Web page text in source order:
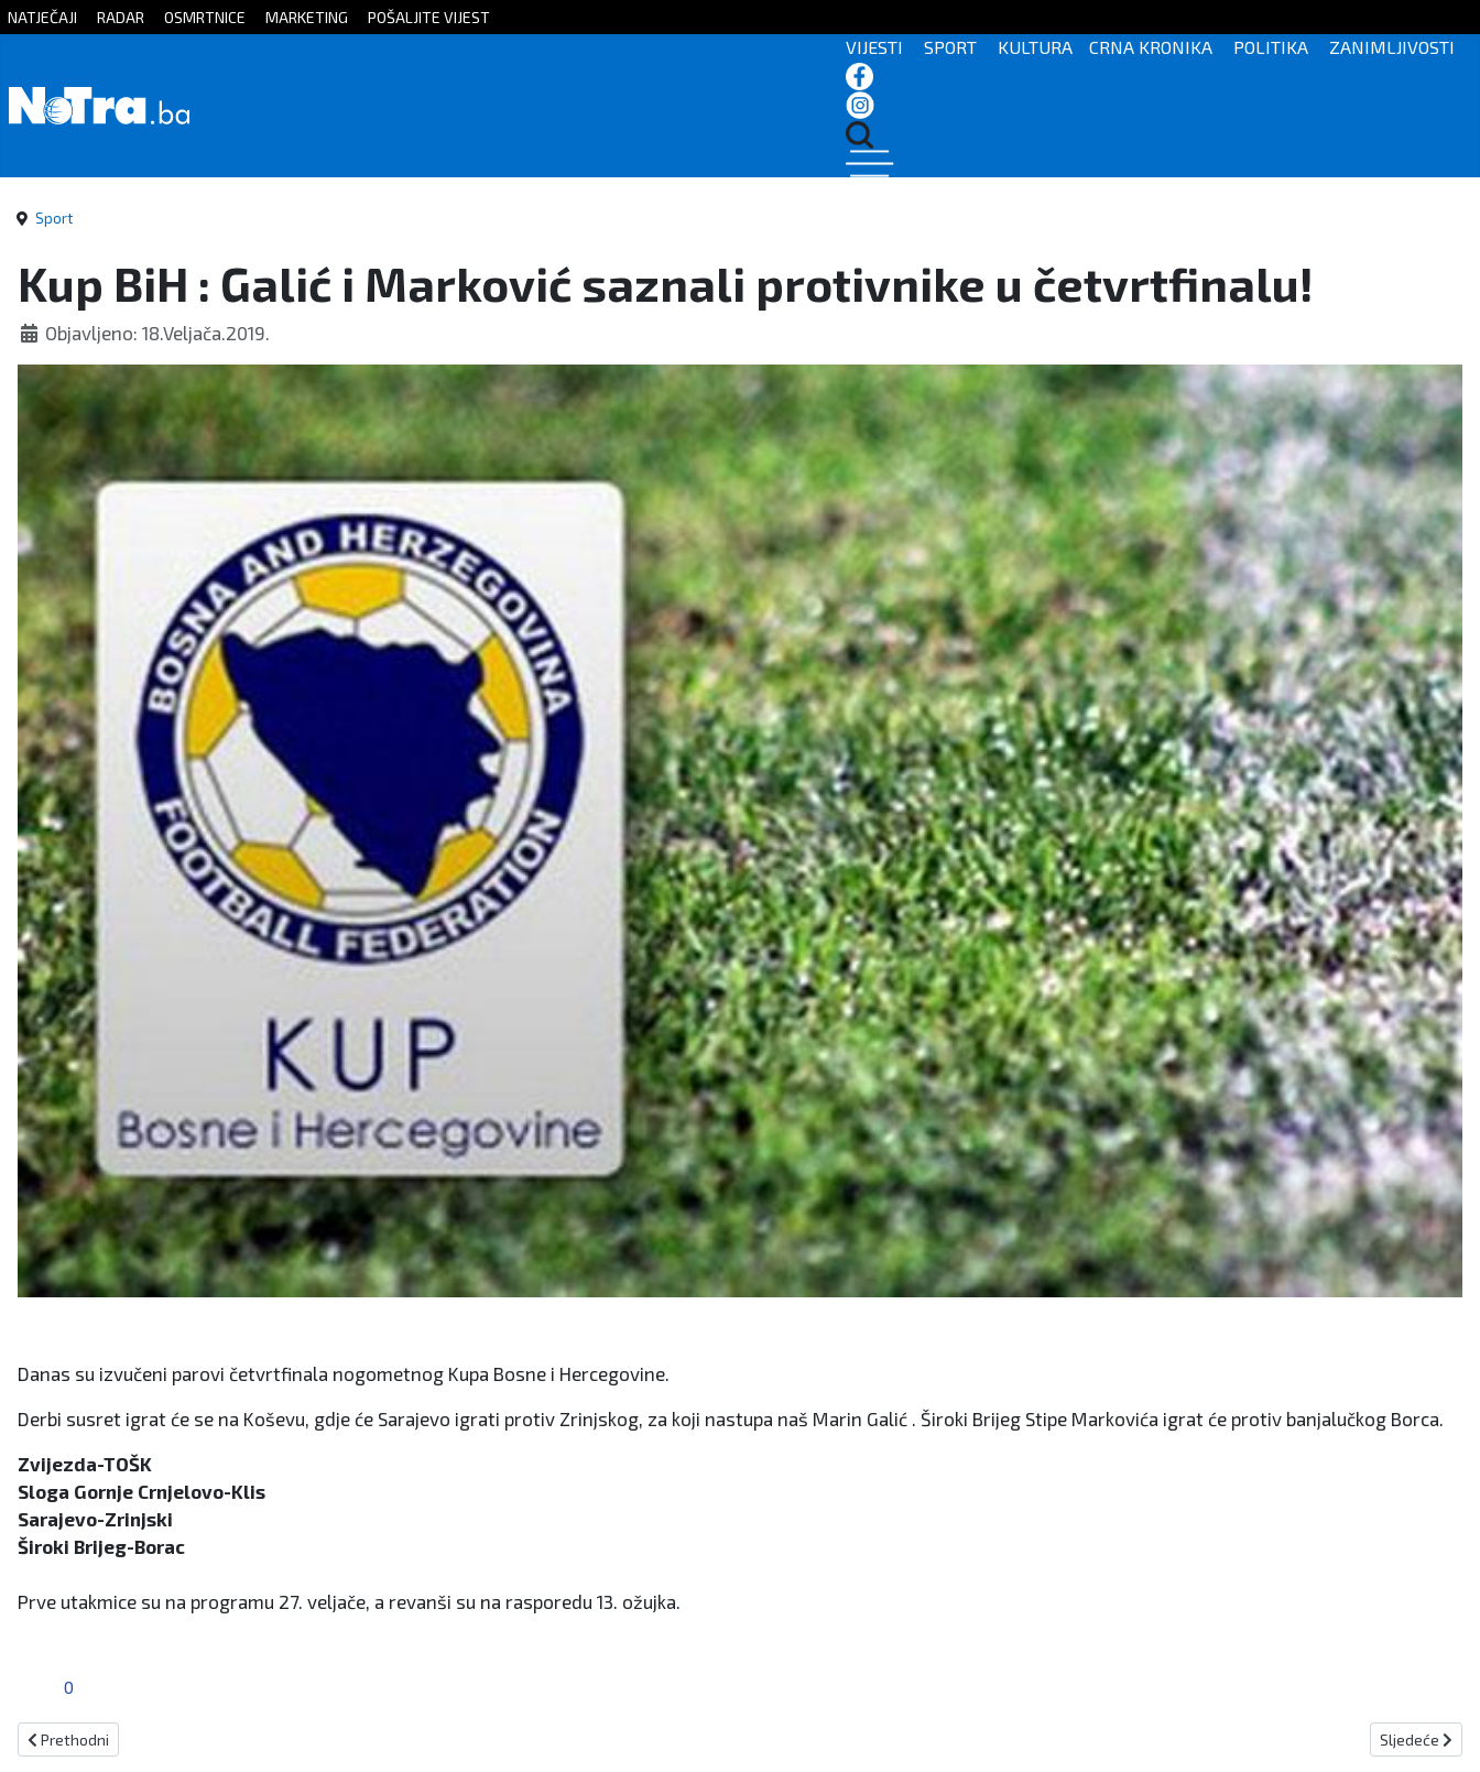
Početna
Sport
Kultura
Crna
kronika
Politika
Zanimljivosti
NATJEČAJI RADAR OSMRTNICE MARKETING POŠALJITE VIJEST
VIJESTI SPORT KULTURA CRNA KRONIKA POLITIKA ZANIMLJIVOSTI
Sport
Kup BiH : Galić i Marković saznali protivnike u četvrtfinalu!
Objavljeno: 18.Veljača.2019.
Danas su izvučeni parovi četvrtfinala nogometnog Kupa Bosne i Hercegovine.
Derbi susret igrat će se na Koševu, gdje će Sarajevo igrati protiv Zrinjskog, za koji nastupa naš Marin Galić . Široki Brijeg Stipe Markovića igrat će protiv banjalučkog Borca.
Zvijezda-TOŠK
Sloga Gornje Crnjelovo-Klis
Sarajevo-Zrinjski
Široki Brijeg-Borac
Prve utakmice su na programu 27. veljače, a revanši su na rasporedu 13. ožujka.
0
Prethodni članak: Fojničani ugostili prijatelje s Pelješca
Prethodni Sljedeći
Sljedeće